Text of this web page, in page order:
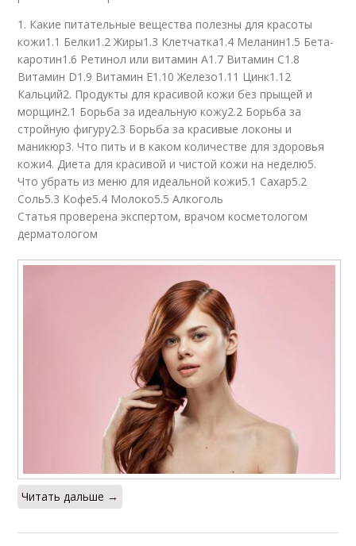
1. Какие питательные вещества полезны для красоты
кожи1.1 Белки1.2 Жиры1.3 Клетчатка1.4 Меланин1.5 Бета-
каротин1.6 Ретинол или витамин А1.7 Витамин С1.8
Витамин D1.9 Витамин Е1.10 Железо1.11 Цинк1.12
Кальций2. Продукты для красивой кожи без прыщей и
морщин2.1 Борьба за идеальную кожу2.2 Борьба за
стройную фигуру2.3 Борьба за красивые локоны и
маникюр3. Что пить и в каком количестве для здоровья
кожи4. Диета для красивой и чистой кожи на неделю5.
Что убрать из меню для идеальной кожи5.1 Сахар5.2
Соль5.3 Кофе5.4 Молоко5.5 Алкоголь
Статья проверена экспертом, врачом косметологом
дерматологом
Читать дальше →